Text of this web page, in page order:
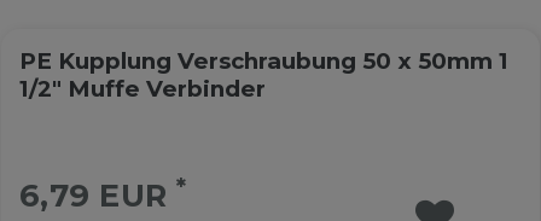
PE Kupplung Verschraubung 50 x 50mm 1
1/2" Muffe Verbinder
6,79 EUR*